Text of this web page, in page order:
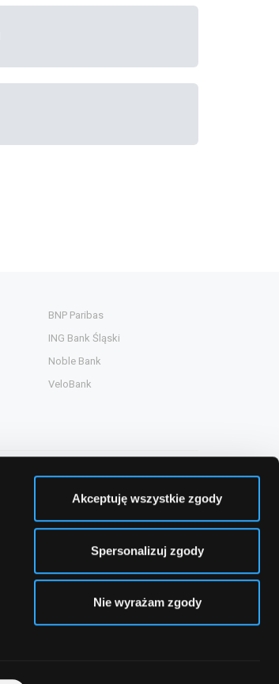
Akceptuję wszystkie zgody
Spersonalizuj zgody
Nie wyrażam zgody
BNP Paribas
ING Bank Śląski
Noble Bank
VeloBank